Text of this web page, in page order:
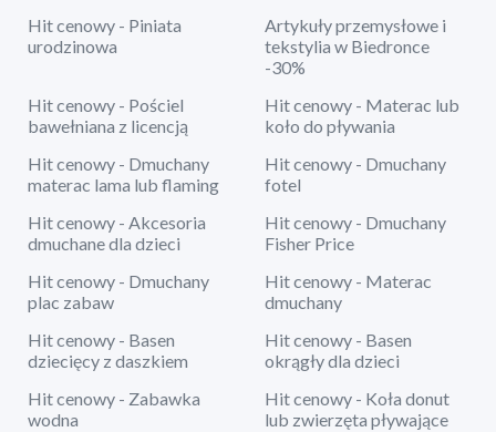
Hit cenowy - Piniata
urodzinowa
Artykuły przemysłowe i
tekstylia w Biedronce
-30%
Hit cenowy - Pościel
bawełniana z licencją
Hit cenowy - Materac lub
koło do pływania
Hit cenowy - Dmuchany
materac lama lub flaming
Hit cenowy - Dmuchany
fotel
Hit cenowy - Akcesoria
dmuchane dla dzieci
Hit cenowy - Dmuchany
Fisher Price
Hit cenowy - Dmuchany
plac zabaw
Hit cenowy - Materac
dmuchany
Hit cenowy - Basen
dziecięcy z daszkiem
Hit cenowy - Basen
okrągły dla dzieci
Hit cenowy - Zabawka
wodna
Hit cenowy - Koła donut
lub zwierzęta pływające